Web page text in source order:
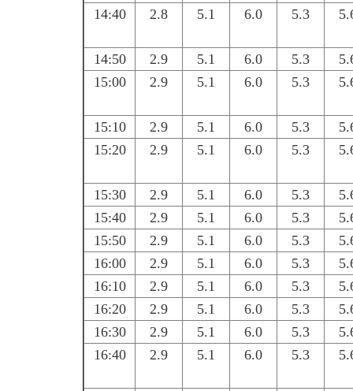
14:40
2.8 5.1 6.0 5.3
14:50 2.9 5.1 6.0 5.3
15:00
2.9 5.1 6.0 5.3
15:10 2.9 5.1 6.0 5.3
15:20
2.9 5.1 6.0 5.3
15:30 2.9 5.1 6.0 5.3
15:40
2.9 5.1 6.0 5.3
15:50
2.9 5.1 6.0 5.3
16:00
2.9 5.1 6.0 5.3
16:10
2.9 5.1 6.0 5.3
16:20
2.9 5.1 6.0 5.3
16:30
2.9 5.1 6.0 5.3
16:40
2.9 5.1 6.0 5.3